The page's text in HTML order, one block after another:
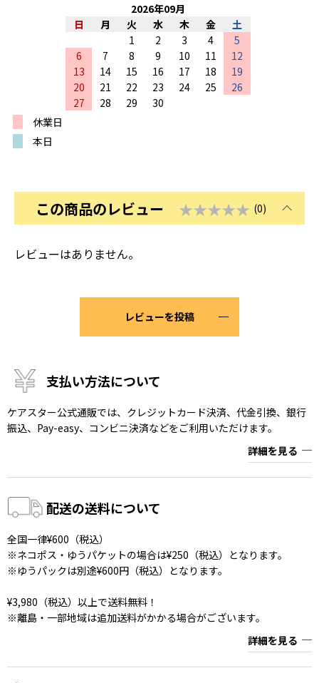
2026年09月
日
月 火 水 木 金
土
1
2 3 4
5
6
7 8 9 10 11
12
13
14 15 16 17 18
19
20
21 22 23 24 25
26
27
28 29
30
休業日
本日
この商品のレビュー ★★★★★ (0)
レビューはありません。
レビューを投稿
支払い方法について
ケアスター公式通販では、クレジットカード決済、代金引換、銀行
振込、Pay-easy、コンビニ決済などをご利用いただけます。
詳細を見る
配送の送料について
全国一律¥600（税込）
※ネコポス・ゆうパケットの場合は¥250（税込）となります。
※ゆうパックは別途¥600円（税込）となります。
¥3,980（税込）以上で送料無料！
※離島・一部地域は追加送料がかかる場合がございます。
詳細を見る